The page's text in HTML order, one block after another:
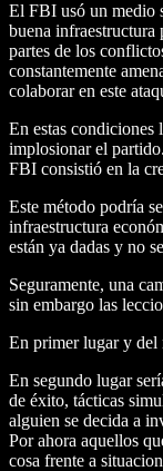
El FBI usó un medio
buena infraestructura
partes de los
constantemente
colaborar en este
En estas condiciones
implosionar el
FBI consistió en la
Este método podría
infraestructura
están ya dadas y no
Seguramente, una
sin embargo las
En primer lugar y del
En segundo lugar
de éxito, tácticas
alguien se decida a
Por ahora aquellos
cosa frente a